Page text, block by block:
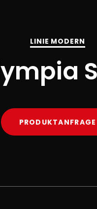
LINIE MODERN
PRODUKTANFRAGE